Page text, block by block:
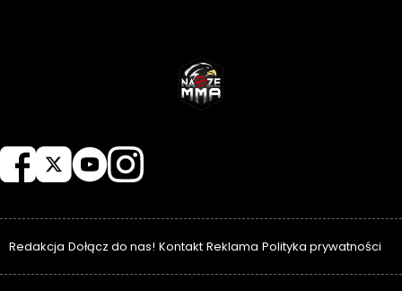
Redakcja Dołącz do nas! Kontakt Reklama Polityka prywatności